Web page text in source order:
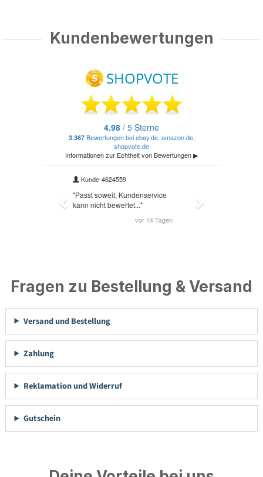
Kundenbewertungen
Fragen zu Bestellung & Versand
Versand und Bestellung
Zahlung
Reklamation und Widerruf
Gutschein